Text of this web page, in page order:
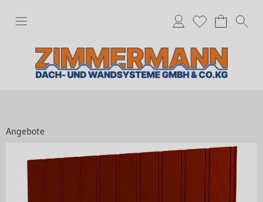
Angebote